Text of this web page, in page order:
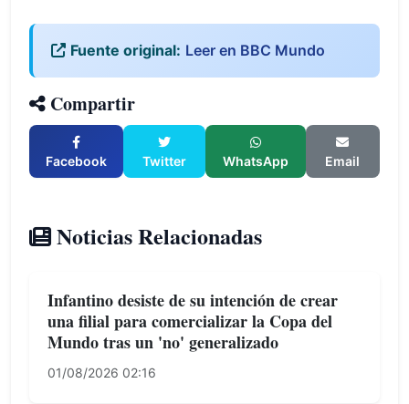
Fuente original: Leer en BBC Mundo
Compartir
Facebook Twitter WhatsApp Email
Noticias Relacionadas
Infantino desiste de su intención de crear
una filial para comercializar la Copa del
Mundo tras un 'no' generalizado
01/08/2026 02:16